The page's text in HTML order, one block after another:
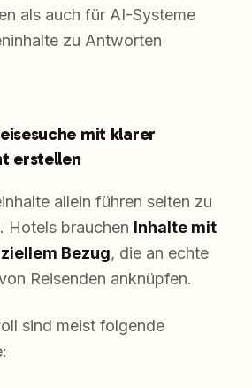
als auch für AI-Systeme
zu Antworten
mit klarer
erstellen
allein führen selten zu
Hotels brauchen Inhalte mit
Bezug, die an echte
Reisenden anknüpfen.
sind meist folgende